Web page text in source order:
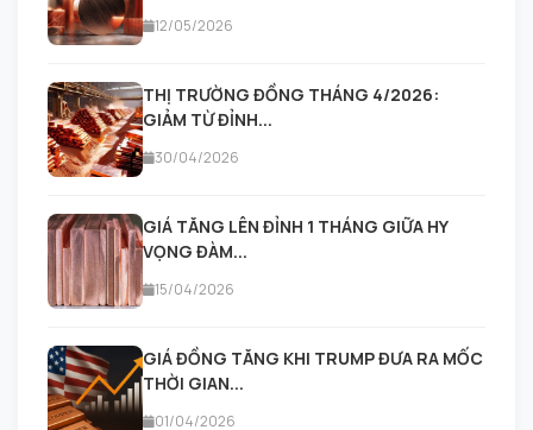
12/05/2026
THỊ TRƯỜNG ĐỒNG THÁNG 4/2026:
GIẢM TỪ ĐỈNH...
30/04/2026
GIÁ TĂNG LÊN ĐỈNH 1 THÁNG GIỮA HY
VỌNG ĐÀM...
15/04/2026
GIÁ ĐỒNG TĂNG KHI TRUMP ĐƯA RA MỐC
THỜI GIAN...
01/04/2026